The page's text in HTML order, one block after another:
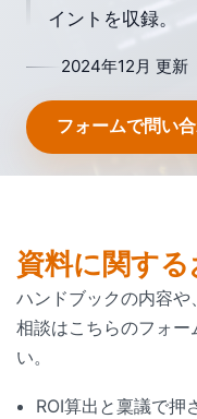
イントを収録。
2024年12月 更新
フォームで問い
資料に関す
ハンドブックの内容
相談はこちらのフォー
い。
ROI算出と稟議で押